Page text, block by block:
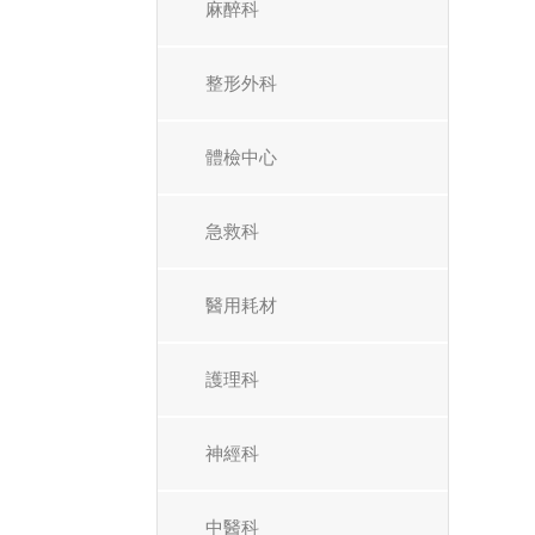
麻醉科
整形外科
體檢中心
急救科
醫用耗材
護理科
神經科
中醫科